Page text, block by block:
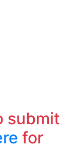
submit
for